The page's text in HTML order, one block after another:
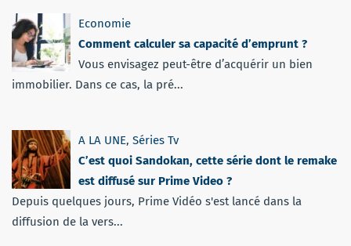
Economie
Comment calculer sa capacité d’emprunt ?
Vous envisagez peut-être d’acquérir un bien
immobilier. Dans ce cas, la pré...
A LA UNE, Séries Tv
C’est quoi Sandokan, cette série dont le remake
est diffusé sur Prime Video ?
Depuis quelques jours, Prime Vidéo s'est lancé dans la
diffusion de la vers...